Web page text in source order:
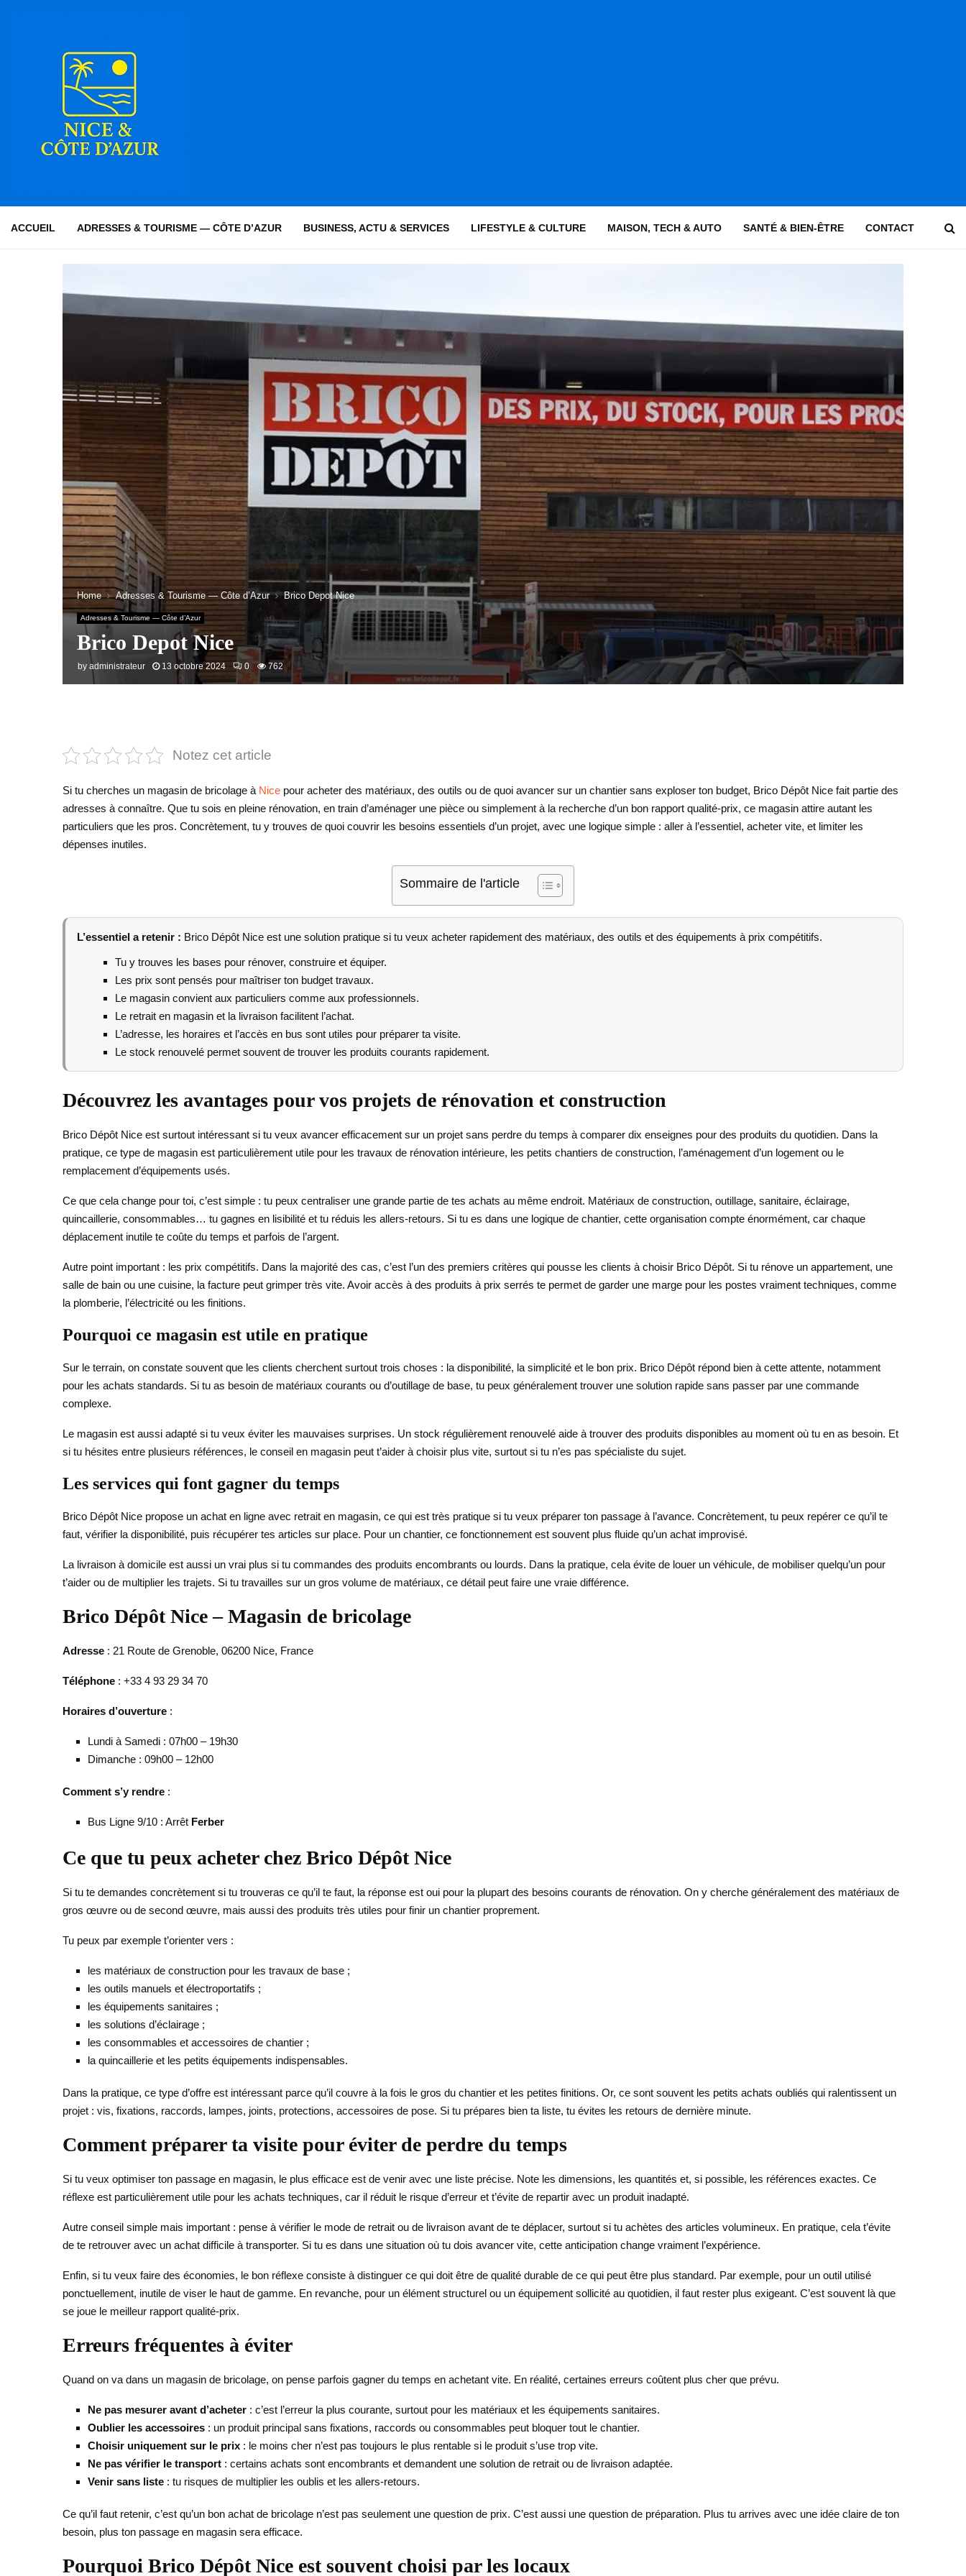
ACCUEIL ADRESSES & TOURISME — CÔTE D’AZUR BUSINESS, ACTU & SERVICES LIFESTYLE & CULTURE MAISON, TECH & AUTO SANTÉ & BIEN-ÊTRE CONTACT
Home Adresses & Tourisme — Côte d’Azur Brico Depot Nice
Adresses & Tourisme — Côte d’Azur
Brico Depot Nice
by administrateur 13 octobre 2024 0 762
Notez cet article
Si tu cherches un magasin de bricolage à Nice pour acheter des matériaux, des outils ou de quoi avancer sur un chantier sans exploser ton budget, Brico Dépôt Nice fait partie des
adresses à connaître. Que tu sois en pleine rénovation, en train d’aménager une pièce ou simplement à la recherche d’un bon rapport qualité-prix, ce magasin attire autant les
particuliers que les pros. Concrètement, tu y trouves de quoi couvrir les besoins essentiels d’un projet, avec une logique simple : aller à l’essentiel, acheter vite, et limiter les
dépenses inutiles.
Sommaire de l'article
L’essentiel a retenir : Brico Dépôt Nice est une solution pratique si tu veux acheter rapidement des matériaux, des outils et des équipements à prix compétitifs.
Tu y trouves les bases pour rénover, construire et équiper.
Les prix sont pensés pour maîtriser ton budget travaux.
Le magasin convient aux particuliers comme aux professionnels.
Le retrait en magasin et la livraison facilitent l’achat.
L’adresse, les horaires et l’accès en bus sont utiles pour préparer ta visite.
Le stock renouvelé permet souvent de trouver les produits courants rapidement.
Découvrez les avantages pour vos projets de rénovation et construction
Brico Dépôt Nice est surtout intéressant si tu veux avancer efficacement sur un projet sans perdre du temps à comparer dix enseignes pour des produits du quotidien. Dans la
pratique, ce type de magasin est particulièrement utile pour les travaux de rénovation intérieure, les petits chantiers de construction, l’aménagement d’un logement ou le
remplacement d’équipements usés.
Ce que cela change pour toi, c’est simple : tu peux centraliser une grande partie de tes achats au même endroit. Matériaux de construction, outillage, sanitaire, éclairage,
quincaillerie, consommables… tu gagnes en lisibilité et tu réduis les allers-retours. Si tu es dans une logique de chantier, cette organisation compte énormément, car chaque
déplacement inutile te coûte du temps et parfois de l’argent.
Autre point important : les prix compétitifs. Dans la majorité des cas, c’est l’un des premiers critères qui pousse les clients à choisir Brico Dépôt. Si tu rénove un appartement, une
salle de bain ou une cuisine, la facture peut grimper très vite. Avoir accès à des produits à prix serrés te permet de garder une marge pour les postes vraiment techniques, comme
la plomberie, l’électricité ou les finitions.
Pourquoi ce magasin est utile en pratique
Sur le terrain, on constate souvent que les clients cherchent surtout trois choses : la disponibilité, la simplicité et le bon prix. Brico Dépôt répond bien à cette attente, notamment
pour les achats standards. Si tu as besoin de matériaux courants ou d’outillage de base, tu peux généralement trouver une solution rapide sans passer par une commande
complexe.
Le magasin est aussi adapté si tu veux éviter les mauvaises surprises. Un stock régulièrement renouvelé aide à trouver des produits disponibles au moment où tu en as besoin. Et
si tu hésites entre plusieurs références, le conseil en magasin peut t’aider à choisir plus vite, surtout si tu n’es pas spécialiste du sujet.
Les services qui font gagner du temps
Brico Dépôt Nice propose un achat en ligne avec retrait en magasin, ce qui est très pratique si tu veux préparer ton passage à l’avance. Concrètement, tu peux repérer ce qu’il te
faut, vérifier la disponibilité, puis récupérer tes articles sur place. Pour un chantier, ce fonctionnement est souvent plus fluide qu’un achat improvisé.
La livraison à domicile est aussi un vrai plus si tu commandes des produits encombrants ou lourds. Dans la pratique, cela évite de louer un véhicule, de mobiliser quelqu’un pour
t’aider ou de multiplier les trajets. Si tu travailles sur un gros volume de matériaux, ce détail peut faire une vraie différence.
Brico Dépôt Nice – Magasin de bricolage
Adresse : 21 Route de Grenoble, 06200 Nice, France
Téléphone : +33 4 93 29 34 70
Horaires d’ouverture :
Lundi à Samedi : 07h00 – 19h30
Dimanche : 09h00 – 12h00
Comment s’y rendre :
Bus Ligne 9/10 : Arrêt Ferber
Ce que tu peux acheter chez Brico Dépôt Nice
Si tu te demandes concrètement si tu trouveras ce qu’il te faut, la réponse est oui pour la plupart des besoins courants de rénovation. On y cherche généralement des matériaux de
gros œuvre ou de second œuvre, mais aussi des produits très utiles pour finir un chantier proprement.
Tu peux par exemple t’orienter vers :
les matériaux de construction pour les travaux de base ;
les outils manuels et électroportatifs ;
les équipements sanitaires ;
les solutions d’éclairage ;
les consommables et accessoires de chantier ;
la quincaillerie et les petits équipements indispensables.
Dans la pratique, ce type d’offre est intéressant parce qu’il couvre à la fois le gros du chantier et les petites finitions. Or, ce sont souvent les petits achats oubliés qui ralentissent un
projet : vis, fixations, raccords, lampes, joints, protections, accessoires de pose. Si tu prépares bien ta liste, tu évites les retours de dernière minute.
Comment préparer ta visite pour éviter de perdre du temps
Si tu veux optimiser ton passage en magasin, le plus efficace est de venir avec une liste précise. Note les dimensions, les quantités et, si possible, les références exactes. Ce
réflexe est particulièrement utile pour les achats techniques, car il réduit le risque d’erreur et t’évite de repartir avec un produit inadapté.
Autre conseil simple mais important : pense à vérifier le mode de retrait ou de livraison avant de te déplacer, surtout si tu achètes des articles volumineux. En pratique, cela t’évite
de te retrouver avec un achat difficile à transporter. Si tu es dans une situation où tu dois avancer vite, cette anticipation change vraiment l’expérience.
Enfin, si tu veux faire des économies, le bon réflexe consiste à distinguer ce qui doit être de qualité durable de ce qui peut être plus standard. Par exemple, pour un outil utilisé
ponctuellement, inutile de viser le haut de gamme. En revanche, pour un élément structurel ou un équipement sollicité au quotidien, il faut rester plus exigeant. C’est souvent là que
se joue le meilleur rapport qualité-prix.
Erreurs fréquentes à éviter
Quand on va dans un magasin de bricolage, on pense parfois gagner du temps en achetant vite. En réalité, certaines erreurs coûtent plus cher que prévu.
Ne pas mesurer avant d’acheter : c’est l’erreur la plus courante, surtout pour les matériaux et les équipements sanitaires.
Oublier les accessoires : un produit principal sans fixations, raccords ou consommables peut bloquer tout le chantier.
Choisir uniquement sur le prix : le moins cher n’est pas toujours le plus rentable si le produit s’use trop vite.
Ne pas vérifier le transport : certains achats sont encombrants et demandent une solution de retrait ou de livraison adaptée.
Venir sans liste : tu risques de multiplier les oublis et les allers-retours.
Ce qu’il faut retenir, c’est qu’un bon achat de bricolage n’est pas seulement une question de prix. C’est aussi une question de préparation. Plus tu arrives avec une idée claire de ton
besoin, plus ton passage en magasin sera efficace.
Pourquoi Brico Dépôt Nice est souvent choisi par les locaux